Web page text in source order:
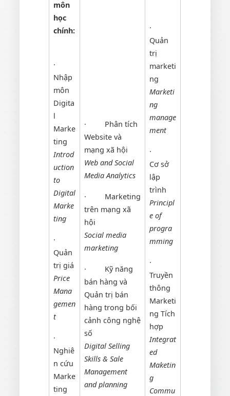
môn
học
chính:
·
Nhập
môn
Digita
l
Marke
ting
Introd
uction
to
Digital
Marke
ting
·
Quản
trị giá
Price
Mana
gemen
t
·
Nghiê
n cứu
Marke
ting
·
Phân tích
Website và
mạng xã hội
Web and Social
Media Analytics
·
Marketing
trên mạng xã
hội
Social media
marketing
·
Kỹ năng
bán hàng và
Quản trị bán
hàng trong bối
cảnh công nghệ
số
Digital Selling
Skills & Sale
Management
and planning
·
Quản
trị
marketi
ng
Marketi
ng
manage
ment
·
Cơ sở
lập
trình
Principl
e of
progra
mming
·
Truyền
thông
Marketi
ng Tích
hợp
Integrat
ed
Maketin
g
Commu